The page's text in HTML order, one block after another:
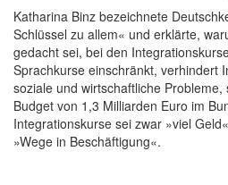
Katharina Binz bezeichnete
Schlüssel zu allem« und erklärte,
gedacht sei, bei den
Sprachkurse einschränkt, verhindert
soziale und wirtschaftliche
Budget von 1,3 Milliarden Euro im
Integrationskurse sei zwar »viel
»Wege in Beschäftigung«.